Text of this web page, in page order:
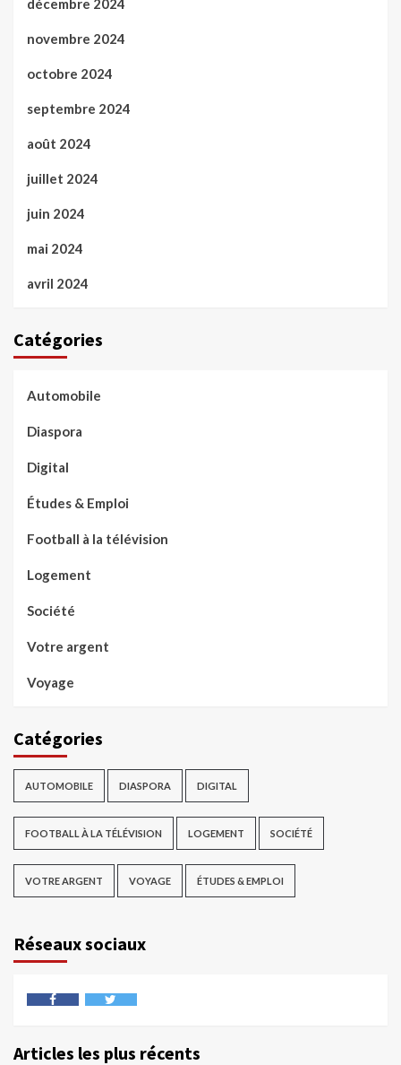
décembre 2024
novembre 2024
octobre 2024
septembre 2024
août 2024
juillet 2024
juin 2024
mai 2024
avril 2024
Catégories
Automobile
Diaspora
Digital
Études & Emploi
Football à la télévision
Logement
Société
Votre argent
Voyage
Catégories
AUTOMOBILE DIASPORA DIGITAL
FOOTBALL À LA TÉLÉVISION LOGEMENT SOCIÉTÉ
VOTRE ARGENT VOYAGE ÉTUDES & EMPLOI
Réseaux sociaux
Articles les plus récents